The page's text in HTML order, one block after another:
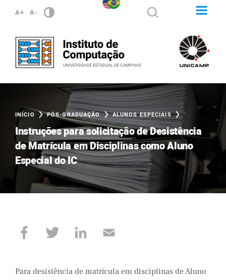
A+ A-
INÍCIO PÓS-GRADUAÇÃO ALUNOS ESPECIAIS
Instruções para solicitação de Desistência
de Matrícula em Disciplinas como Aluno
Especial do IC
Para desistência de matrícula em disciplinas de Aluno